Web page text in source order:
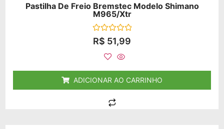
Pastilha De Freio Bremstec Modelo Shimano
M965/xtr
Avaliação
0
R$ 51,99
ADICIONAR AO CARRINHO